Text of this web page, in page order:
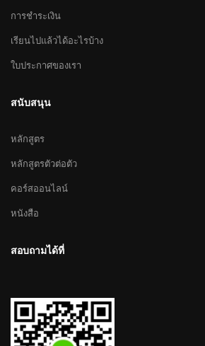
การชำระเงิน
เรียนไปแล้วได้อะไรบ้าง
ใบประกาศของเรา
สนับสนุน
หลักสูตร
หลักสูตรตัวต่อตัว
คอร์สออนไลน์
หนังสือ
สอบถามได้ที่